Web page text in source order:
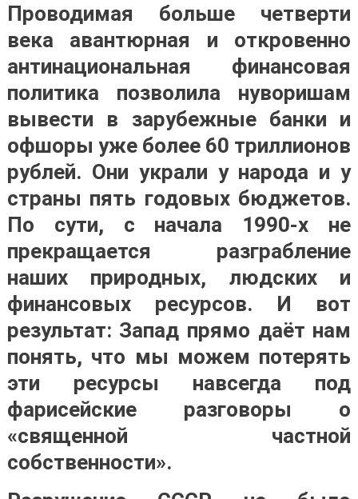
Проводимая больше четверти
века авантюрная и откровенно
антинациональная финансовая
политика позволила нуворишам
вывести в зарубежные банки и
офшоры уже более 60 триллионов
рублей. Они украли у народа и у
страны пять годовых бюджетов.
По сути, с начала 1990-х не
прекращается разграбление
наших природных, людских и
финансовых ресурсов. И вот
результат: Запад прямо даёт нам
понять, что мы можем потерять
эти ресурсы навсегда под
фарисейские разговоры о
«священной частной
собственности».